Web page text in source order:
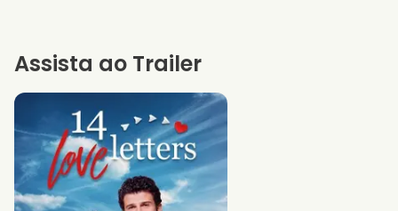
Assista ao Trailer